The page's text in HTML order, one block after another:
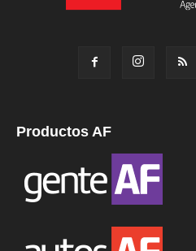
Productos AF